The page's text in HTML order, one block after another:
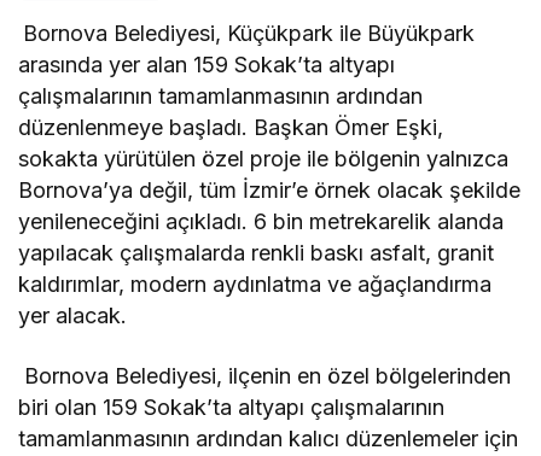
Bornova Belediyesi, Küçükpark ile Büyükpark
arasında yer alan 159 Sokak’ta altyapı
çalışmalarının tamamlanmasının ardından
düzenlenmeye başladı. Başkan Ömer Eşki,
sokakta yürütülen özel proje ile bölgenin yalnızca
Bornova’ya değil, tüm İzmir’e örnek olacak şekilde
yenileneceğini açıkladı. 6 bin metrekarelik alanda
yapılacak çalışmalarda renkli baskı asfalt, granit
kaldırımlar, modern aydınlatma ve ağaçlandırma
yer alacak.
Bornova Belediyesi, ilçenin en özel bölgelerinden
biri olan 159 Sokak’ta altyapı çalışmalarının
tamamlanmasının ardından kalıcı düzenlemeler için